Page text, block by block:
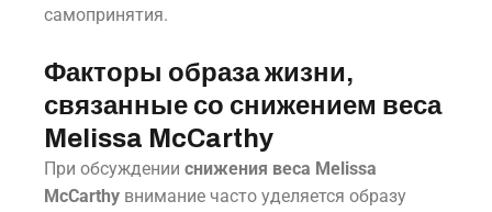
самопринятия.
Факторы образа жизни,
связанные со снижением веса
Melissa McCarthy
При обсуждении снижения веса Melissa
McCarthy внимание часто уделяется образу